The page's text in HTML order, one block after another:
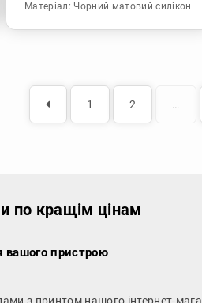
Матеріал: Чорний матовий силікон
1 2 …
по кращім цінам
вашого пристрою